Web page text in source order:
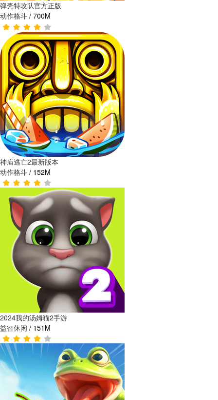
弹壳特攻队官方正版
动作格斗 / 700M
神庙逃亡2最新版本
动作格斗 / 152M
2024我的汤姆猫2手游
益智休闲 / 151M